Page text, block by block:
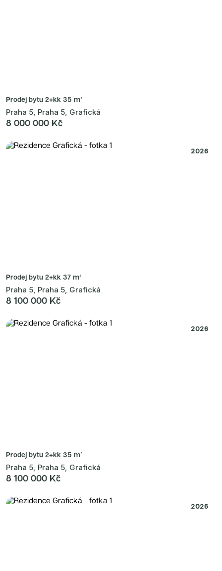
Prodej bytu 2+kk 35 m²
Praha 5, Praha 5, Grafická
8 000 000 Kč
2026
Prodej bytu 2+kk 37 m²
Praha 5, Praha 5, Grafická
8 100 000 Kč
2026
Prodej bytu 2+kk 35 m²
Praha 5, Praha 5, Grafická
8 100 000 Kč
2026